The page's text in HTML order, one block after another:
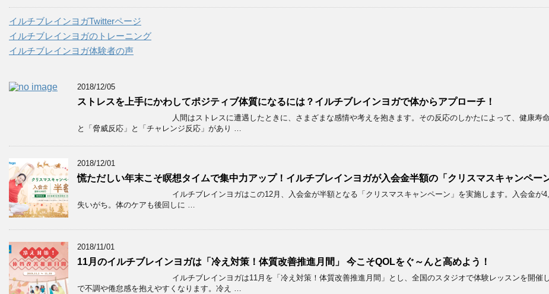
イルチブレインヨガTwitterページ
イルチブレインヨガのトレーニング
イルチブレインヨガ体験者の声
2018/12/05
ストレスを上手にかわしてポジティブ体質になるには？イルチブレインヨガで体からアプローチ！
人間はストレスに遭遇したときに、さまざまな感情や考えを抱きます。その反応のしかたによって、健康
と「脅威反応」と「チャレンジ反応」があり …
2018/12/01
慌ただしい年末こそ瞑想タイムで集中力アップ！イルチブレインヨガが入会金半額の「クリスマスキャンペーン
イルチブレインヨガはこの12月、入会金が半額となる「クリスマスキャンペーン」を実施します。入会金
失いがち。体のケアも後回しに …
2018/11/01
11月のイルチブレインヨガは「冷え対策！体質改善推進月間」 今こそQOLをぐ～んと高めよう！
イルチブレインヨガは11月を「冷え対策！体質改善推進月間」とし、全国のスタジオで体験レッスンを開
で不調や倦怠感を抱えやすくなります。冷え …